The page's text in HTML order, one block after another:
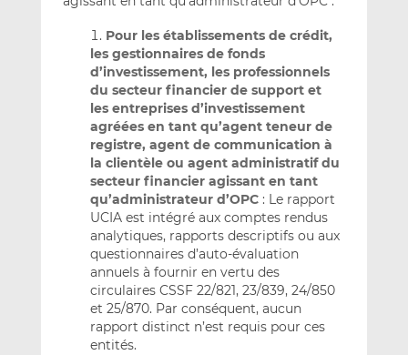
Pour les établissements de crédit,
les gestionnaires de fonds
d’investissement, les professionnels
du secteur financier de support et
les entreprises d’investissement
agréées en tant qu’agent teneur de
registre, agent de communication à
la clientèle ou agent administratif du
secteur financier agissant en tant
qu’administrateur d’OPC: Le rapport
UCIA est intégré aux comptes rendus
analytiques, rapports descriptifs ou aux
questionnaires d’auto-évaluation
annuels à fournir en vertu des
circulaires CSSF 22/821, 23/839, 24/850
et 25/870. Par conséquent, aucun
rapport distinct n’est requis pour ces
entités.